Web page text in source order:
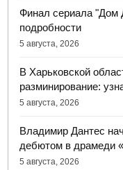
Финал сериала "Дом
подробности
5 августа, 2026
В Харьковской
разминирование:
5 августа, 2026
Владимир Дантес
дебютом в драмеди
5 августа, 2026